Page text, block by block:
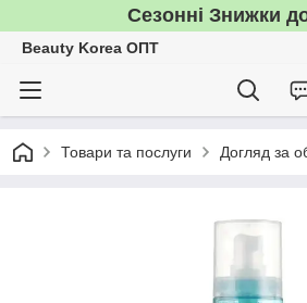
Сезонні Знижки
Beauty Korea ОПТ
Товари та послуги Догляд за